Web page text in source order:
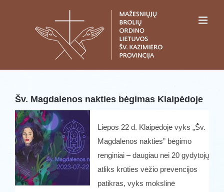
Šv. Magdalenos nakties bėgimas Klaipėdoje
Liepos 22 d. Klaipėdoje vyks „Šv.
Magdalenos nakties” bėgimo
renginiai – daugiau nei 20 gydytojų
atliks krūties vėžio prevencijos
patikras, vyks mokslinė